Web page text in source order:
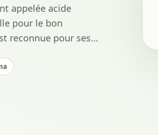
appelée acide
pour le bon
reconnue pour ses…